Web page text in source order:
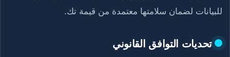
للبيانات لضمان سلامتها معتمدة من قيمة تك.
تحديات التوافق القانوني